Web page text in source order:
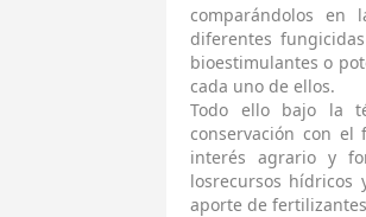
comparándolos en
diferentes
bioestimulantes o
cada uno de ellos.
Todo ello bajo la
conservación con
interés agrario y
losrecursos
aporte de